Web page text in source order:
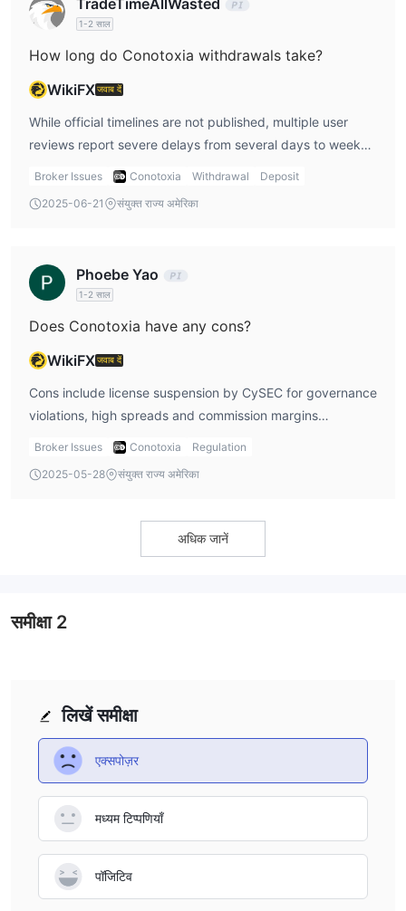
offering investment services until corrections are made
TradeTimeAllWasted
1-2 साल
How long do Conotoxia withdrawals take?
WikiFXजवाब दें
While official timelines are not published, multiple user
reviews report severe delays from several days to weeks,
with some funds reportedly unreturned at all. Trustpilot
October” and stories of missing money since months ago
Broker Issues Conotoxia Withdrawal
Deposit
2025-06-21
संयुक्त राज्य अमेरिका
Phoebe Yao
1-2 साल
Does Conotoxia have any cons?
WikiFXजवाब दें
Cons include license suspension by CySEC for governance
violations, high spreads and commission margins
(~40 USD per million traded, or spreads up to ~5–10 pips),
feedback about withdrawal processing and customer
Broker Issues Conotoxia
Regulation
2025-05-28
संयुक्त राज्य अमेरिका
अधिक जानें
लिखें समीक्षा
एक्सपोज़र
मध्यम टिप्पणियाँ
पॉजिटिव
समीक्षा2